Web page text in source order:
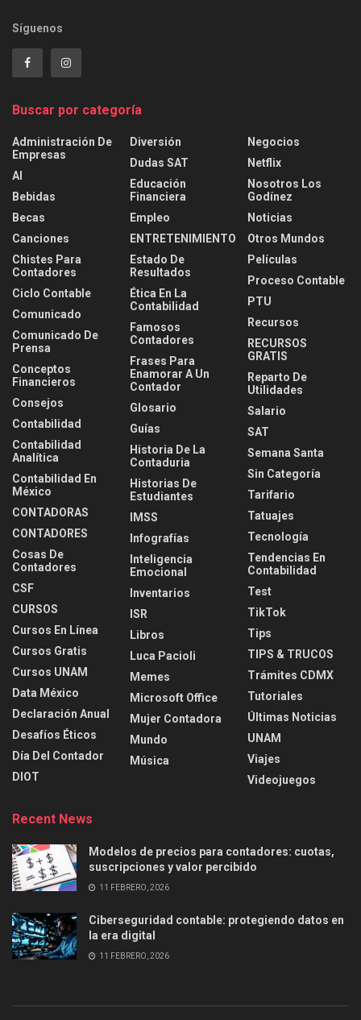
Síguenos
Buscar por categoría
Administración De
Empresas
AI
Bebidas
Becas
Canciones
Chistes Para
Contadores
Ciclo Contable
Comunicado
Comunicado De
Prensa
Conceptos
Financieros
Consejos
Contabilidad
Contabilidad
Analítica
Contabilidad En
México
CONTADORAS
CONTADORES
Cosas De
Contadores
CSF
CURSOS
Cursos En Línea
Cursos Gratis
Cursos UNAM
Data México
Declaración Anual
Desafíos Éticos
Día Del Contador
DIOT
Diversión
Dudas SAT
Educación
Financiera
Empleo
ENTRETENIMIENTO
Estado De
Resultados
Ética En La
Contabilidad
Famosos
Contadores
Frases Para
Enamorar A Un
Contador
Glosario
Guías
Historia De La
Contaduria
Historias De
Estudiantes
IMSS
Infografías
Inteligencia
Emocional
Inventarios
ISR
Libros
Luca Pacioli
Memes
Microsoft Office
Mujer Contadora
Mundo
Música
Negocios
Netflix
Nosotros Los
Godínez
Noticias
Otros Mundos
Películas
Proceso Contable
PTU
Recursos
RECURSOS
GRATIS
Reparto De
Utilidades
Salario
SAT
Semana Santa
Sin Categoría
Tarifario
Tatuajes
Tecnología
Tendencias En
Contabilidad
Test
TikTok
Tips
TIPS & TRUCOS
Trámites CDMX
Tutoriales
Últimas Noticias
UNAM
Viajes
Videojuegos
Recent News
Modelos de precios para contadores: cuotas,
suscripciones y valor percibido
11 FEBRERO, 2026
Ciberseguridad contable: protegiendo datos en
la era digital
11 FEBRERO, 2026